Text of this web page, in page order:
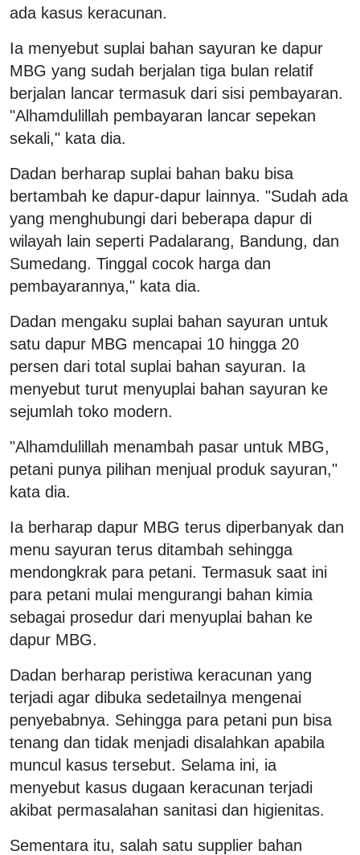
ada kasus keracunan.
Ia menyebut suplai bahan sayuran ke dapur
MBG yang sudah berjalan tiga bulan relatif
berjalan lancar termasuk dari sisi pembayaran.
"Alhamdulillah pembayaran lancar sepekan
sekali," kata dia.
Dadan berharap suplai bahan baku bisa
bertambah ke dapur-dapur lainnya. "Sudah ada
yang menghubungi dari beberapa dapur di
wilayah lain seperti Padalarang, Bandung, dan
Sumedang. Tinggal cocok harga dan
pembayarannya," kata dia.
Dadan mengaku suplai bahan sayuran untuk
satu dapur MBG mencapai 10 hingga 20
persen dari total suplai bahan sayuran. Ia
menyebut turut menyuplai bahan sayuran ke
sejumlah toko modern.
"Alhamdulillah menambah pasar untuk MBG,
petani punya pilihan menjual produk sayuran,"
kata dia.
Ia berharap dapur MBG terus diperbanyak dan
menu sayuran terus ditambah sehingga
mendongkrak para petani. Termasuk saat ini
para petani mulai mengurangi bahan kimia
sebagai prosedur dari menyuplai bahan ke
dapur MBG.
Dadan berharap peristiwa keracunan yang
terjadi agar dibuka sedetailnya mengenai
penyebabnya. Sehingga para petani pun bisa
tenang dan tidak menjadi disalahkan apabila
muncul kasus tersebut. Selama ini, ia
menyebut kasus dugaan keracunan terjadi
akibat permasalahan sanitasi dan higienitas.
Sementara itu, salah satu supplier bahan